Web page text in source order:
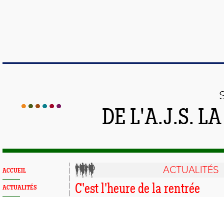
DE L'A.J.S.
ACCUEIL
ACTUALITÉS
ACTUALITÉS
C'est l'heure de la rentrée